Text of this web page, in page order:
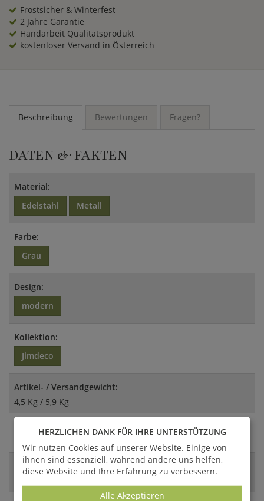
Frostsicher & Winterfest
2 Jahre Garantie
Handarbeit Qualitätsprodukt
kostenloser Versand in Österreich
Beschreibung Bewertungen Fragen?
DATEN & FAKTEN
Material:
Edelstahl
Metall
Farbe:
Grau
Design:
modern
Kollektion:
Jimdeco
Artikel- / Versandgewicht:
4,5 Kg / 5,9 Kg
Abmessungen:
EAN:
HERZLICHEN DANK FÜR IHRE UNTERSTÜTZUNG
Wir nutzen Cookies auf unserer Website. Einige von
ihnen sind essenziell, während andere uns helfen,
diese Website und Ihre Erfahrung zu verbessern.
Alle Akzeptieren